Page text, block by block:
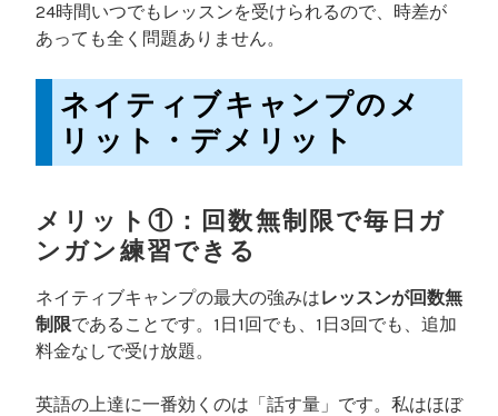
24時間いつでもレッスンを受けられるので、時差が
あっても全く問題ありません。
ネイティブキャンプのメ
リット・デメリット
メリット①：回数無制限で毎日ガ
ンガン練習できる
ネイティブキャンプの最大の強みはレッスンが回数無
制限であることです。1日1回でも、1日3回でも、追加
料金なしで受け放題。
英語の上達に一番効くのは「話す量」です。私はほぼ